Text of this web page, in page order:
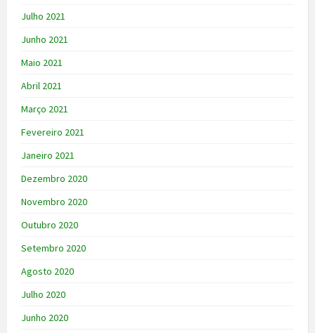
Julho 2021
Junho 2021
Maio 2021
Abril 2021
Março 2021
Fevereiro 2021
Janeiro 2021
Dezembro 2020
Novembro 2020
Outubro 2020
Setembro 2020
Agosto 2020
Julho 2020
Junho 2020